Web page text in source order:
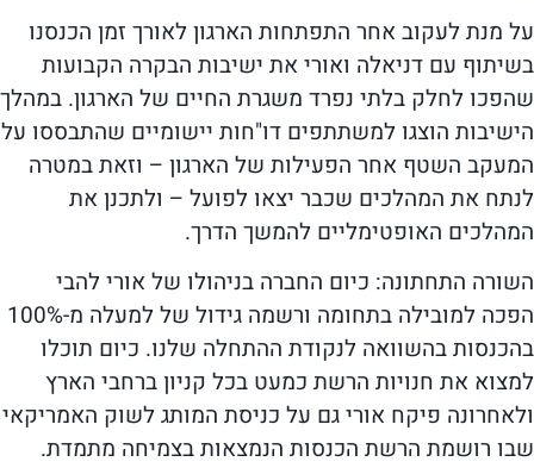
על מנת לעקוב אחר התפתחות הארגון לאורך זמן הכנסנו
בשיתוף עם דניאלה ואורי את ישיבות הבקרה הקבועות
שהפכו לחלק בלתי נפרד משגרת החיים של הארגון. במהלך
הישיבות הוצגו למשתתפים דו"חות יישומיים שהתבססו על
המעקב השטף אחר הפעילות של הארגון – וזאת במטרה
לנתח את המהלכים שכבר יצאו לפועל – ולתכנן את
המהלכים האופטימליים להמשך הדרך.
השורה התחתונה: כיום החברה בניהולו של אורי להבי
הפכה למובילה בתחומה ורשמה גידול של למעלה מ-100%
בהכנסות בהשוואה לנקודת ההתחלה שלנו. כיום תוכלו
למצוא את חנויות הרשת כמעט בכל קניון ברחבי הארץ
ולאחרונה פיקח אורי גם על כניסת המותג לשוק האמריקאי
שבו רושמת הרשת הכנסות הנמצאות בצמיחה מתמדת.